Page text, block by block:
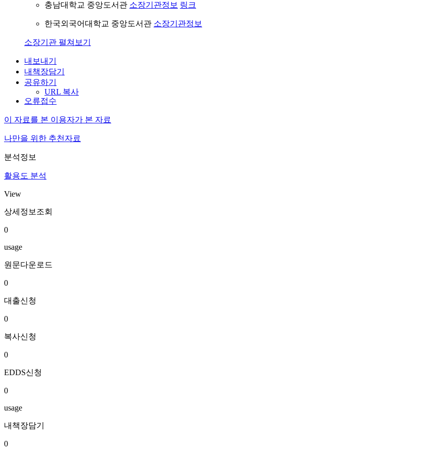
충남대학교 중앙도서관 소장기관정보 링크
한국외국어대학교 중앙도서관 소장기관정보
소장기관 펼쳐보기
내보내기
내책장담기
공유하기
URL 복사
오류접수
이 자료를 본 이용자가 본 자료
나만을 위한 추천자료
분석정보
활용도 분석
View
상세정보조회
0
usage
원문다운로드
0
대출신청
0
복사신청
0
EDDS신청
0
usage
내책장담기
0